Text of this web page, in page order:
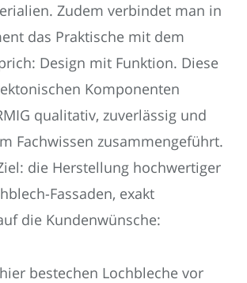
Zudem verbindet man in
das Praktische mit dem
Design mit Funktion. Diese
Komponenten
qualitativ, zuverlässig und
Fachwissen zusammengeführt.
die Herstellung hochwertiger
Fassaden, exakt
die Kundenwünsche:
bestechen Lochbleche vor